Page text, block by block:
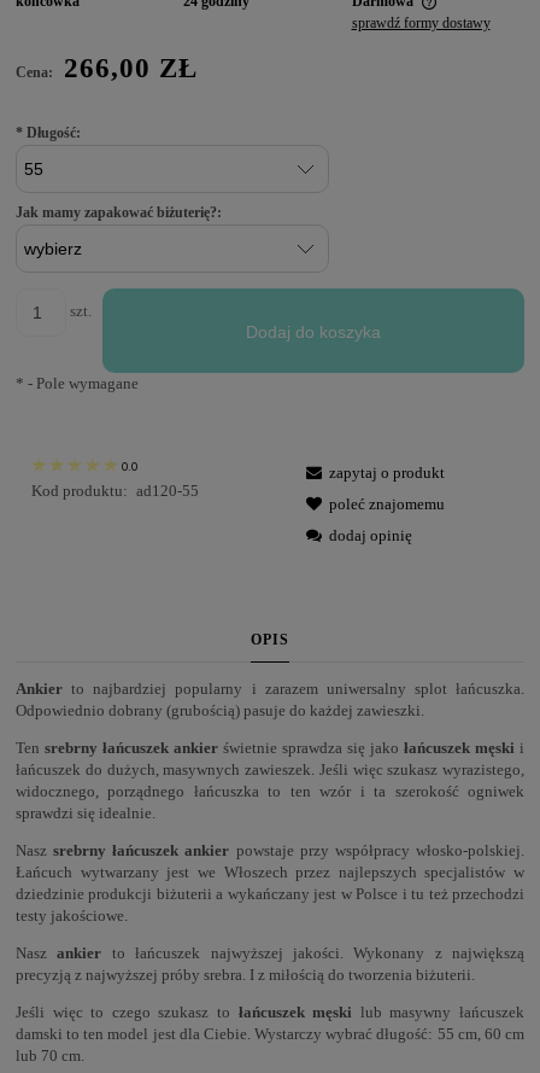
sprawdź formy dostawy
Cena: 266,00 ZŁ
* Długość:
Jak mamy zapakować biżuterię?:
szt.
Dodaj do koszyka
* - Pole wymagane
0.0
Kod produktu: ad120-55
zapytaj o produkt
poleć znajomemu
dodaj opinię
OPIS
Ankier to najbardziej popularny i zarazem uniwersalny splot łańcuszka.
Odpowiednio dobrany (grubością) pasuje do każdej zawieszki.
Ten srebrny łańcuszek ankier świetnie sprawdza się jako łańcuszek męski i
łańcuszek do dużych, masywnych zawieszek. Jeśli więc szukasz wyrazistego,
widocznego, porządnego łańcuszka to ten wzór i ta szerokość ogniwek
sprawdzi się idealnie.
Naszsrebrny łańcuszek ankier powstaje przy współpracy włosko-polskiej.
Łańcuch wytwarzany jest we Włoszech przez najlepszych specjalistów w
dziedzinie produkcji biżuterii a wykańczany jest w Polsce i tu też przechodzi
testy jakościowe.
Naszankier to łańcuszek najwyższej jakości. Wykonany z największą
precyzją z najwyższej próby srebra. I z miłością do tworzenia biżuterii.
Jeśli więc to czego szukasz to łańcuszek męski lub masywny łańcuszek
damski to ten model jest dla Ciebie. Wystarczy wybrać długość: 55 cm, 60 cm
lub 70 cm.